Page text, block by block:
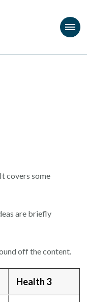
covers some
are briefly
off the content.
Health 3